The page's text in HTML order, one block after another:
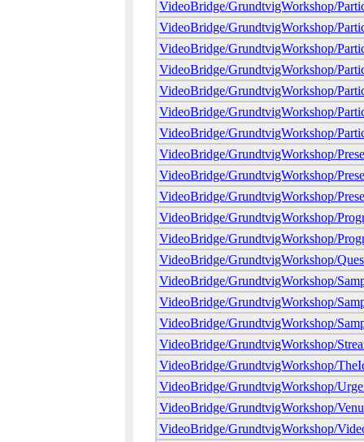
VideoBridge/GrundtvigWorkshop/
VideoBridge/GrundtvigWorkshop/
VideoBridge/GrundtvigWorkshop/
VideoBridge/GrundtvigWorkshop/
VideoBridge/GrundtvigWorkshop/
VideoBridge/GrundtvigWorkshop/
VideoBridge/GrundtvigWorkshop/
VideoBridge/GrundtvigWorkshop/
VideoBridge/GrundtvigWorkshop/
VideoBridge/GrundtvigWorkshop/
VideoBridge/GrundtvigWorkshop/
VideoBridge/GrundtvigWorkshop/
VideoBridge/GrundtvigWorkshop/
VideoBridge/GrundtvigWorkshop/
VideoBridge/GrundtvigWorkshop/
VideoBridge/GrundtvigWorkshop/
VideoBridge/GrundtvigWorkshop/
VideoBridge/GrundtvigWorkshop/
VideoBridge/GrundtvigWorkshop/
VideoBridge/GrundtvigWorkshop/
VideoBridge/GrundtvigWorkshop/